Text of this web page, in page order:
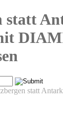
statt
statt